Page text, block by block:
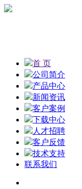
首 页
公司简介
产品中心
新闻资讯
客户案例
下载中心
人才招聘
客户反馈
技术支持
联系我们